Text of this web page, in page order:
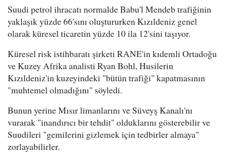
Suudi petrol ihracatı normalde Babu'l Mendeb trafiğinin
yaklaşık yüzde 66'sını oluştururken Kızıldeniz genel
olarak küresel ticaretin yüzde 10 ila 12'sini taşıyor.
Küresel risk istihbaratı şirketi RANE'in kıdemli Ortadoğu
ve Kuzey Afrika analisti Ryan Bohl, Husilerin
Kızıldeniz'in kuzeyindeki "bütün trafiği" kapatmasının
"muhtemel olmadığını" söyledi.
Bunun yerine Mısır limanlarını ve Süveyş Kanalı'nı
vurarak "inandırıcı bir tehdit" olduklarını gösterebilir ve
Suudileri "gemilerini gizlemek için tedbirler almaya"
zorlayabilirler.